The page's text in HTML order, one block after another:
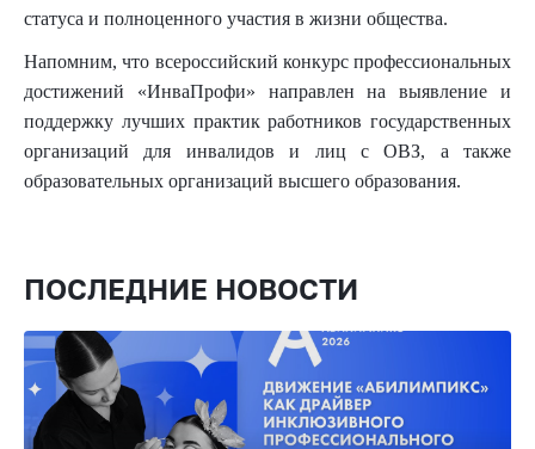
статуса и полноценного участия в жизни общества.
Напомним, что всероссийский конкурс профессиональных
достижений «ИнваПрофи» направлен на выявление и
поддержку лучших практик работников государственных
организаций для инвалидов и лиц с ОВЗ, а также
образовательных организаций высшего образования.
ПОСЛЕДНИЕ НОВОСТИ